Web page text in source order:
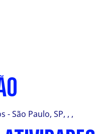
- São Paulo, SP, , ,